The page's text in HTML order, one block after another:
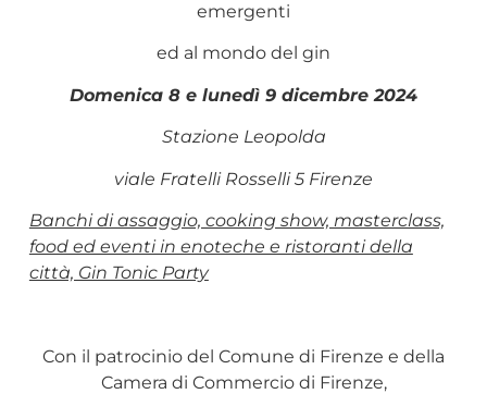
emergenti
ed al mondo del gin
Domenica 8 e lunedì 9 dicembre 2024
Stazione Leopolda
viale Fratelli Rosselli 5 Firenze
Banchi di assaggio, cooking show, masterclass,
food ed eventi in enoteche e ristoranti della
città, Gin Tonic Party
Con il patrocinio del Comune di Firenze e della
Camera di Commercio di Firenze,